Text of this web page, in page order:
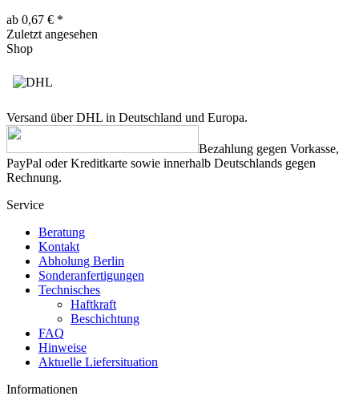
ab 0,67 € *
Zuletzt angesehen
Shop
Versand über DHL in Deutschland und Europa.
Bezahlung gegen Vorkasse,
PayPal oder Kreditkarte sowie innerhalb Deutschlands gegen
Rechnung.
Service
Beratung
Kontakt
Abholung Berlin
Sonderanfertigungen
Technisches
Haftkraft
Beschichtung
FAQ
Hinweise
Aktuelle Liefersituation
Informationen